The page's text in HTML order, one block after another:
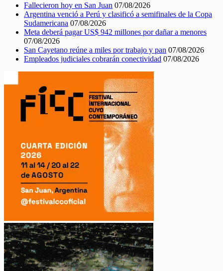
Fallecieron hoy en San Juan 07/08/2026
Argentina venció a Perú y clasificó a semifinales de la Copa
Sudamericana 07/08/2026
Meta deberá pagar US$ 942 millones por dañar a menores
07/08/2026
San Cayetano reúne a miles por trabajo y pan 07/08/2026
Empleados judiciales cobrarán conectividad 07/08/2026